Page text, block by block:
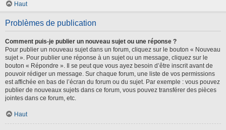
Haut
Problèmes de publication
Comment puis-je publier un nouveau sujet ou une réponse ?
Pour publier un nouveau sujet dans un forum, cliquez sur le bouton « Nouveau
sujet ». Pour publier une réponse à un sujet ou un message, cliquez sur le
bouton « Répondre ». Il se peut que vous ayez besoin d’être inscrit avant de
pouvoir rédiger un message. Sur chaque forum, une liste de vos permissions
est affichée en bas de l’écran du forum ou du sujet. Par exemple : vous pouvez
publier de nouveaux sujets dans ce forum, vous pouvez transférer des pièces
jointes dans ce forum, etc.
Haut